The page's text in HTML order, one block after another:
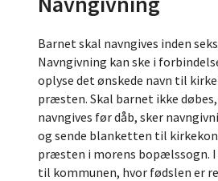
Barnet skal navngives inden
Navngivning kan ske i
oplyse det ønskede navn til
præsten. Skal barnet ikke
navngives før dåb, sker
og sende blanketten til
præsten i morens bopælssogn. I
til kommunen, hvor fødslen er